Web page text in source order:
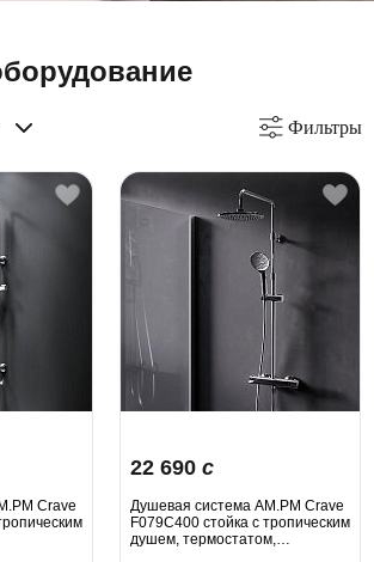
Фильтры
Crave
22 690 c
Душевая система AM.PM Crave
F079C400 стойка с тропическим
душем, термостатом,